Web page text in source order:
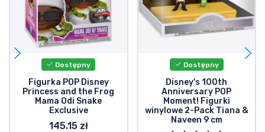
Dostępny
Figurka POP Disney
Princess and the Frog
Mama Odi Snake
Exclusive
145.15 zł
Dostępny
Disney's 100th
Anniversary POP
Moment! Figurki
winylowe 2-Pack Tiana &
Naveen 9 cm